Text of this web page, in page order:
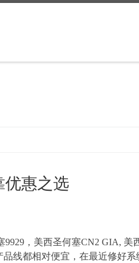
优惠之选
，美西圣何塞CN2 GIA,
线都相对便宜，在最近修好